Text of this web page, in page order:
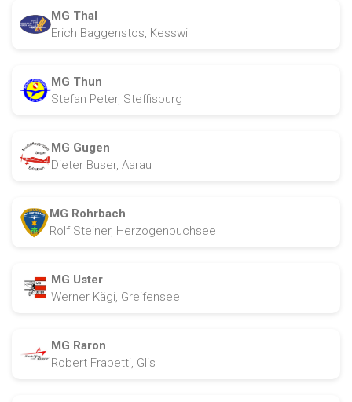
MG Thal
Erich Baggenstos, Kesswil
MG Thun
Stefan Peter, Steffisburg
MG Gugen
Dieter Buser, Aarau
MG Rohrbach
Rolf Steiner, Herzogenbuchsee
MG Uster
Werner Kägi, Greifensee
MG Raron
Robert Frabetti, Glis